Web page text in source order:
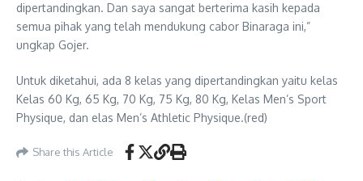
dipertandingkan. Dan saya sangat berterima kasih kepada
semua pihak yang telah mendukung cabor Binaraga ini,”
ungkap Gojer.
Untuk diketahui, ada 8 kelas yang dipertandingkan yaitu kelas
Kelas 60 Kg, 65 Kg, 70 Kg, 75 Kg, 80 Kg, Kelas Men’s Sport
Physique, dan elas Men’s Athletic Physique.(red)
Share this Article